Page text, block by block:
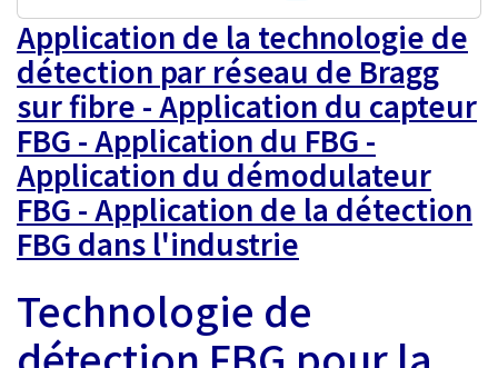
Application de la technologie de
détection par réseau de Bragg
sur fibre - Application du capteur
FBG - Application du FBG -
Application du démodulateur
FBG - Application de la détection
FBG dans l'industrie
Technologie de